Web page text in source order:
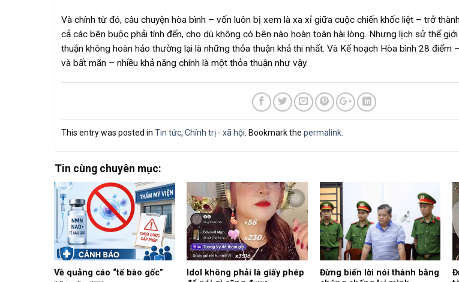
Và chính từ đó, câu chuyện hòa bình – vốn luôn bị xem là xa xỉ giữa cuộc chiến khốc liệt – trở
cả các bên buộc phải tính đến, cho dù không có bên nào hoàn toàn hài lòng. Nhưng lịch sử thế
thuận không hoàn hảo thường lại là những thỏa thuận khả thi nhất. Và Kế hoạch Hòa bình 28 điểm
và bất mãn – nhiều khả năng chính là một thỏa thuận như vậy.
This entry was posted in Tin tức, Chính trị - xã hội . Bookmark the permalink.
Tin cùng chuyên mục:
Về quảng cáo “tế bào gốc”
Idol không phải là giấy phép
Đừng biến lời nói thành bằng